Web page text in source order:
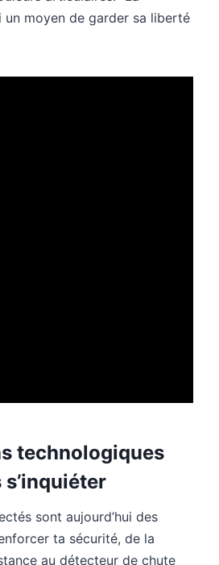
un moyen de garder sa liberté
technologiques
sont aujourd’hui des
ta sécurité, de la
au détecteur de chute